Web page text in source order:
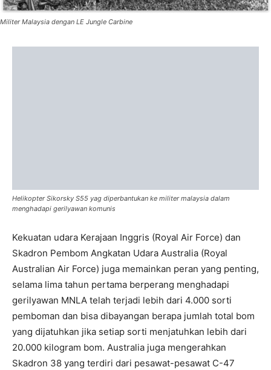
Militer Malaysia dengan LE Jungle Carbine
Helikopter Sikorsky S55 yag diperbantukan ke militer malaysia dalam
menghadapi gerilyawan komunis
Kekuatan udara Kerajaan Inggris (Royal Air Force) dan
Skadron Pembom Angkatan Udara Australia (Royal
Australian Air Force) juga memainkan peran yang penting,
selama lima tahun pertama berperang menghadapi
gerilyawan MNLA telah terjadi lebih dari 4.000 sorti
pemboman dan bisa dibayangan berapa jumlah total bom
yang dijatuhkan jika setiap sorti menjatuhkan lebih dari
20.000 kilogram bom. Australia juga mengerahkan
Skadron 38 yang terdiri dari pesawat-pesawat C-47